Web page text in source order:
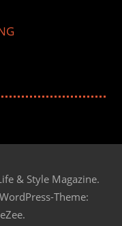
& Style Magazine.
WordPress-Theme: